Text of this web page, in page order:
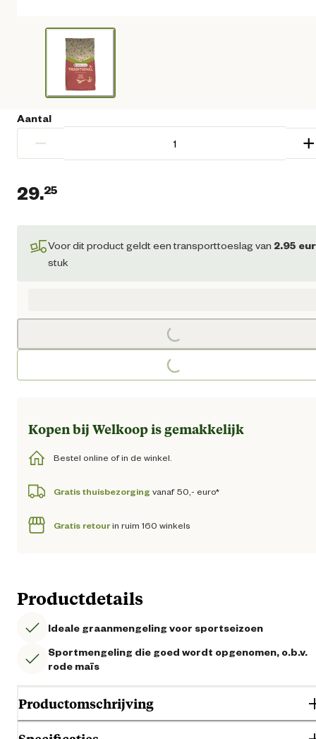
Aantal
− +
29.25
Huidige prijs € 29,25
Voor dit product geldt een transporttoeslag van 2.95
stuk
Loading...
Loading...
Kopen bij Welkoop is gemakkelijk
Bestel online of in de winkel.
Gratis thuisbezorging vanaf 50,- euro*
Gratis retourin ruim 160 winkels
Productdetails
Ideale graanmengeling voor sportseizoen
Sportmengeling die goed wordt opgenomen, o.b.v.
rode maïs
Productomschrijving